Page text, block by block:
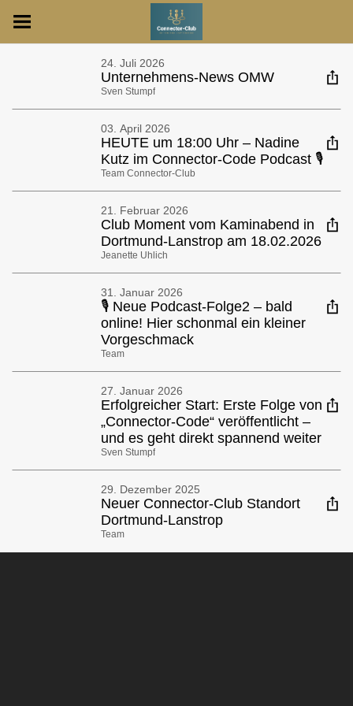
24. Juli 2026
Unternehmens-News OMW
Sven Stumpf
03. April 2026
HEUTE um 18:00 Uhr – Nadine
Kutz im Connector-Code Podcast 🎙️
Team Connector-Club
21. Februar 2026
Club Moment vom Kaminabend in
Dortmund-Lanstrop am 18.02.2026
Jeanette Uhlich
31. Januar 2026
🎙 Neue Podcast-Folge2 – bald
online! Hier schonmal ein kleiner
Vorgeschmack
Team
27. Januar 2026
Erfolgreicher Start: Erste Folge von
„Connector-Code“ veröffentlicht –
und es geht direkt spannend weiter
Sven Stumpf
29. Dezember 2025
Neuer Connector-Club Standort
Dortmund-Lanstrop
Team